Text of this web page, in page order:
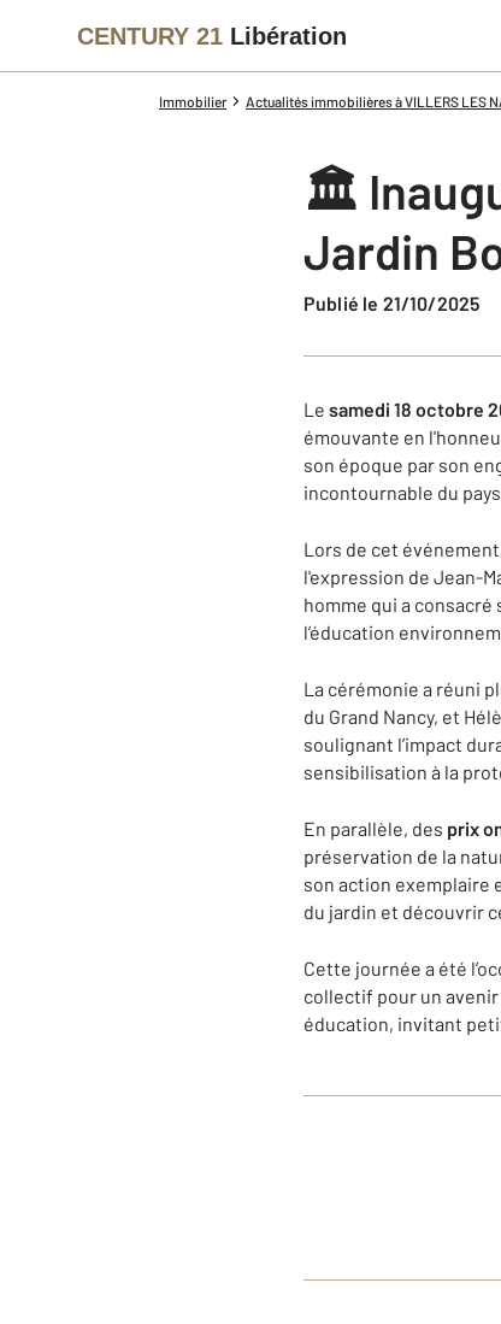
CENTURY 21 Libération
Immobilier Actualités immobilières à VILLERS LES
🏛️
Jardin
Publié le 21/10/2025
Le samedi 18 octobre
émouvante en
son époque par son
incontournable du
Lors de cet
l'expression de Jean-
homme qui a consacré
l’éducation
La cérémonie a réuni
du Grand Nancy, et
soulignant l’impact
sensibilisation à la
En parallèle, des prix
préservation de la
son action exemplaire
du jardin et découvrir
Cette journée a été
collectif pour un
éducation, invitant